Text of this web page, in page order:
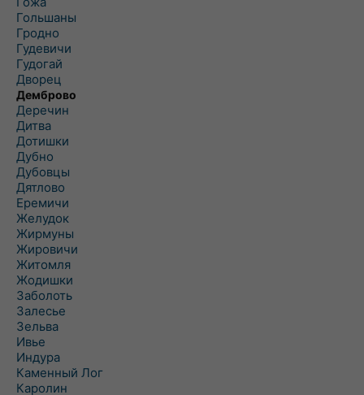
Гольшаны
Гродно
Гудевичи
Гудогай
Дворец
Демброво
Деречин
Дитва
Дотишки
Дубно
Дубовцы
Дятлово
Еремичи
Желудок
Жирмуны
Жировичи
Житомля
Жодишки
Заболоть
Залесье
Зельва
Ивье
Индура
Каменный Лог
Каролин